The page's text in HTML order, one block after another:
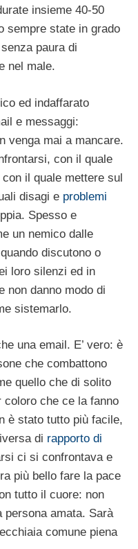
insieme 40-50
sempre state in grado
paura di
nel male.
ed indaffarato
e messaggi:
venga mai a mancare.
con il quale
il quale mettere sul
disagi e problemi
Spesso e
un nemico dalle
discutono o
loro silenzi ed in
non danno modo di
sistemarlo.
una email. E’ vero: è
che combattono
quello che di solito
coloro che ce la fanno
è stato tutto più facile,
di rapporto di
ci si confrontava e
più bello fare la pace
tutto il cuore: non
persona amata. Sarà
comune piena